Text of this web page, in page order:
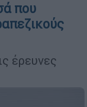
που
έρευνες